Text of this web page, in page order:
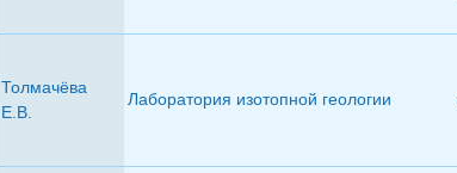
Толмачёва
Е.В.
Лаборатория изотопной геологии